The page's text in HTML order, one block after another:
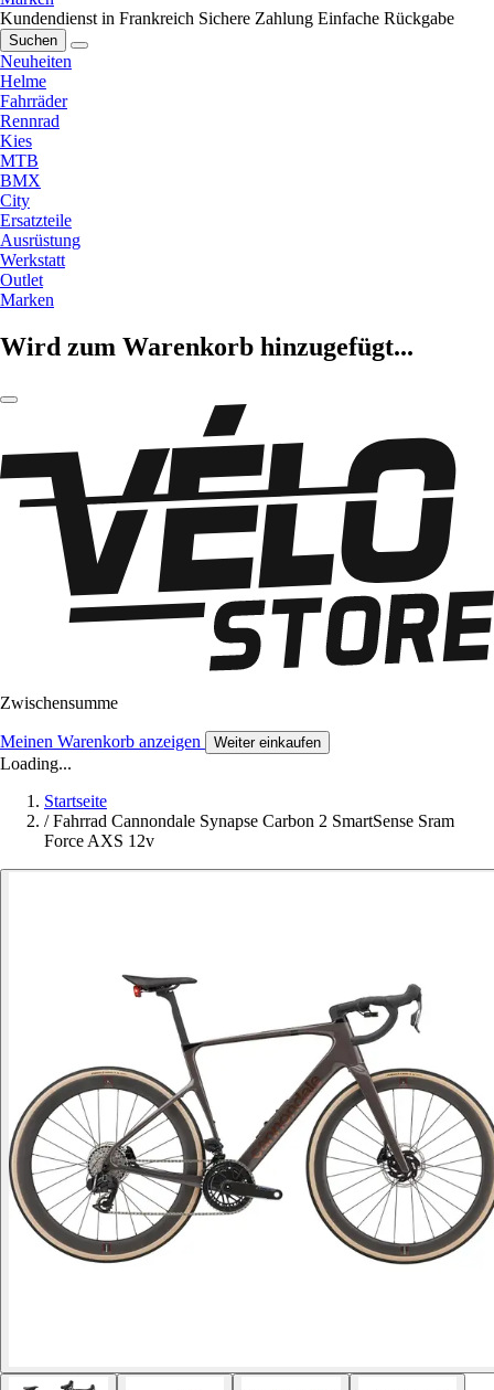
Kundendienst in Frankreich Sichere Zahlung Einfache Rückgabe
Suchen
Neuheiten
Helme
Fahrräder
Rennrad
Kies
MTB
BMX
City
Ersatzteile
Ausrüstung
Werkstatt
Outlet
Marken
Wird zum Warenkorb hinzugefügt...
Zwischensumme
Meinen Warenkorb anzeigen Weiter einkaufen
Loading...
Startseite
/ Fahrrad Cannondale Synapse Carbon 2 SmartSense Sram
Force AXS 12v